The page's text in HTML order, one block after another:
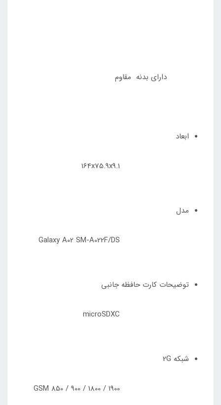
دارای بدنه مقاوم
ابعاد
مدل
توضیحات کارت حافظه جانبی
شبکه 2G
GSM 850 / 900 / 1800 / 1900